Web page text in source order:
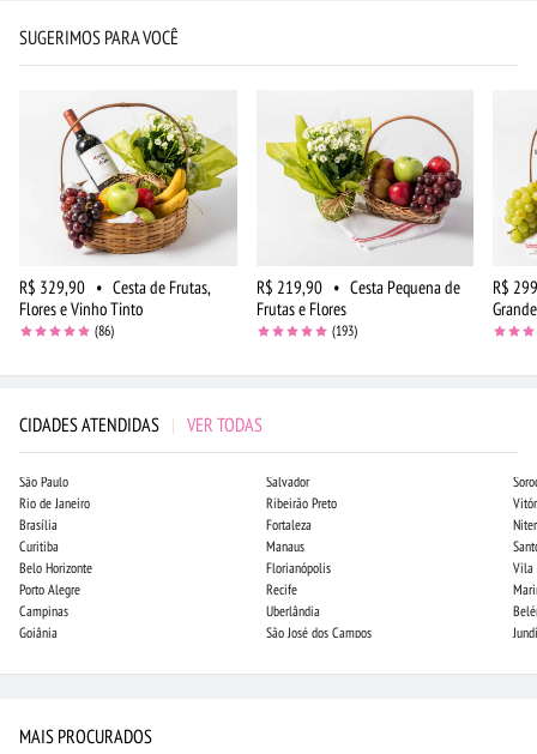
SUGERIMOS PARA VOCÊ
R$ 329,90 • Cesta de Frutas,
Flores e Vinho Tinto
(86)
R$ 219,90 • Cesta Pequena de
Frutas e Flores
(193)
R$
CIDADES ATENDIDAS | VER TODAS
São Paulo
Rio de Janeiro
Brasília
Curitiba
Belo Horizonte
Porto Alegre
Campinas
Goiânia
Salvador
Ribeirão Preto
Fortaleza
Manaus
Florianópolis
Recife
Uberlândia
São José dos Campos
Vila
MAIS PROCURADOS